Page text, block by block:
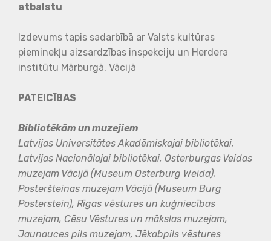
atbalstu
Izdevums tapis sadarbībā ar Valsts kultūras
pieminekļu aizsardzības inspekciju un Herdera
institūtu Mārburgā, Vācijā
PATEICĪBAS
Bibliotēkām un muzejiem
Latvijas Universitātes Akadēmiskajai bibliotēkai,
Latvijas Nacionālajai bibliotēkai, Osterburgas Veidas
muzejam Vācijā (Museum Osterburg Weida),
Posteršteinas muzejam Vācijā (Museum Burg
Posterstein), Rīgas vēstures un kuģniecības
muzejam, Cēsu Vēstures un mākslas muzejam,
Jaunauces pils muzejam, Jēkabpils vēstures